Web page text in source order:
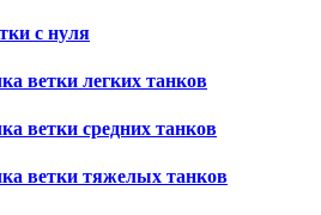
с нуля
ветки легких танков
ветки средних танков
ветки тяжелых танков